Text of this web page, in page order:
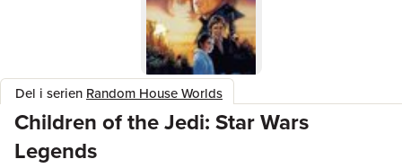
Del i serien Random House Worlds
Children of the Jedi: Star Wars
Legends